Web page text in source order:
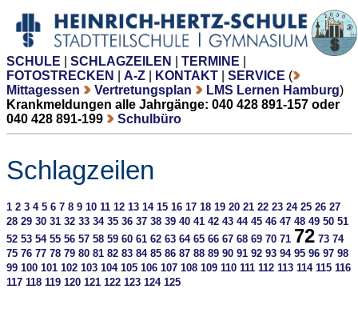
SCHULE SCHLAGZEILEN TERMINE
FOTOSTRECKEN
A-Z KONTAKT SERVICE (
Mittagessen
Vertretungsplan LMS Lernen Hamburg)
Krankmeldungen alle Jahrgänge: 040 428 891-157 oder
040 428 891-199
Schulbüro
Schlagzeilen
1 2 3 4 5 6 7 8 9 10 11 12 13 14 15 16 17 18 19 20 21 22 23 24 25 26 27
28 29 30 31 32 33 34 35 36 37 38 39 40 41 42 43 44 45 46 47 48 49 50 51
52 53 54 55 56 57 58 59 60 61 62 63 64 65 66 67 68 69 70 71 72 73 74
75 76 77 78 79 80 81 82 83 84 85 86 87 88 89 90 91 92 93 94 95 96 97 98
99 100 101 102 103 104 105 106 107 108 109 110 111 112 113 114 115 116
117 118 119 120 121 122 123 124 125